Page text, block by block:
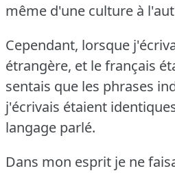
même d'une culture à
Cependant, lorsque
étrangère, et le français
sentais que les phrases
j'écrivais étaient
langage parlé.
Dans mon esprit je ne